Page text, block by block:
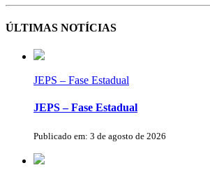
ÚLTIMAS NOTÍCIAS
JEPS – Fase Estadual
JEPS – Fase Estadual
Publicado em: 3 de agosto de 2026